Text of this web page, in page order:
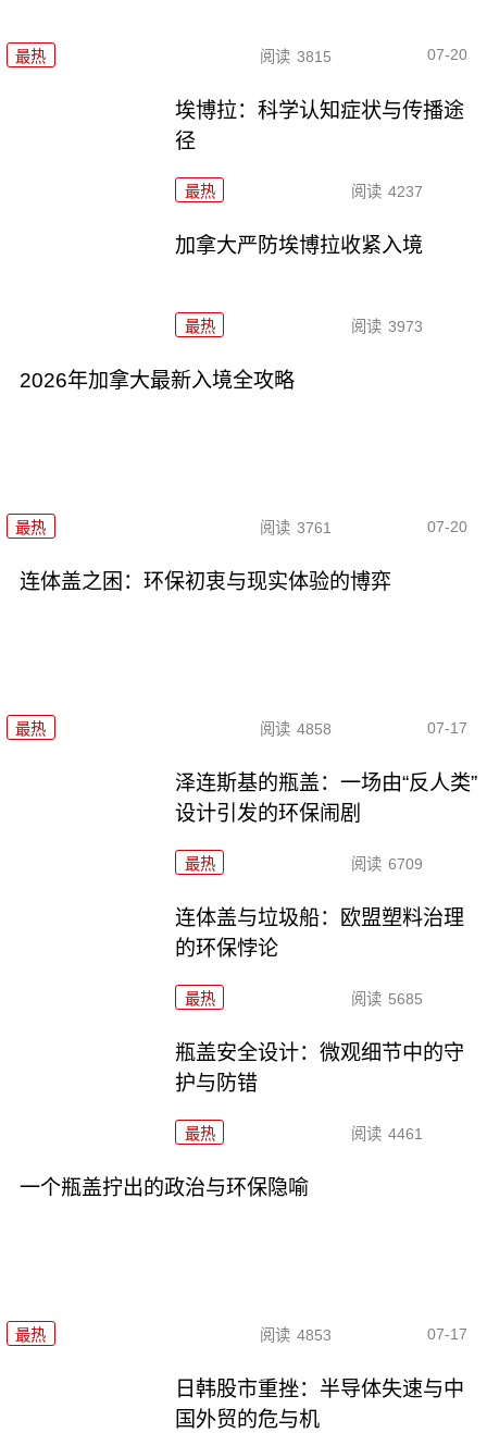
最热 阅读 3815 07-20
埃博拉：科学认知症状与传播途
径
最热 阅读 4237
加拿大严防埃博拉收紧入境
最热 阅读 3973
2026年加拿大最新入境全攻略
最热 阅读 3761 07-20
连体盖之困：环保初衷与现实体验的博弈
最热 阅读 4858 07-17
泽连斯基的瓶盖：一场由“反人类”
设计引发的环保闹剧
最热 阅读 6709
连体盖与垃圾船：欧盟塑料治理
的环保悖论
最热 阅读 5685
瓶盖安全设计：微观细节中的守
护与防错
最热 阅读 4461
一个瓶盖拧出的政治与环保隐喻
最热 阅读 4853 07-17
日韩股市重挫：半导体失速与中
国外贸的危与机